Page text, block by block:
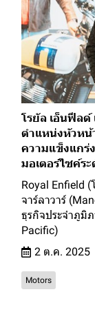
โรยัล เอ็นฟีลด์
ตำแหน่งหัวหน้
ความแข็งแกร่
มอเตอร์ไซค์ร
Royal Enfield
จาร์ลาวาร์
ธุรกิจประจำภูมิ
Pacific)
2 ต.ค. 2025
Motors